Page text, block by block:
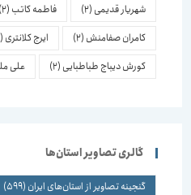
شهریار قدیمی(2) فاطمه کاتب(2)
کامران صفامنش(2) ایرج کلانتری(2)
کورش دیباج طباطبایی(2) علی ملکی
گالری تصاویر استان‌ها
گنجینه تصاویر از استان‌های ایران(599)